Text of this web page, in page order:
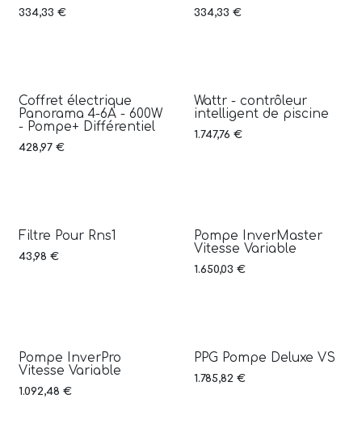
334,33 € 334,33 €
Coffret électrique
Panorama 4-6A - 600W
- Pompe+ Différentiel
428,97 €
Nouveauté
Wattr - contrôleur
intelligent de piscine
1.747,76 €
Filtre Pour Rns1
43,98 €
Pompe InverMaster
Vitesse Variable
1.650,03 €
Pompe InverPro
Vitesse Variable
1.092,48 €
PPG Pompe Deluxe VS
1.785,82€